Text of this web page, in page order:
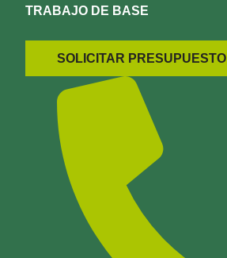
TRABAJO DE BASE
SOLICITAR PRESUPUESTO